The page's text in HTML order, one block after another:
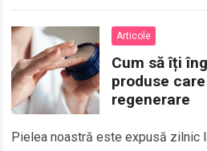
Articole
Cum să îți
produse
regenerare
Pielea noastră este expusă zilnic